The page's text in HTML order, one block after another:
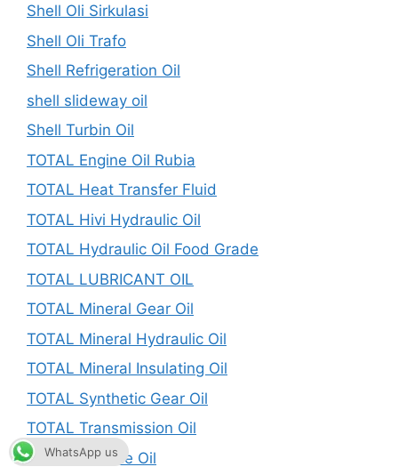
Shell Oli Sirkulasi
Shell Oli Trafo
Shell Refrigeration Oil
shell slideway oil
Shell Turbin Oil
TOTAL Engine Oil Rubia
TOTAL Heat Transfer Fluid
TOTAL Hivi Hydraulic Oil
TOTAL Hydraulic Oil Food Grade
TOTAL LUBRICANT OIL
TOTAL Mineral Gear Oil
TOTAL Mineral Hydraulic Oil
TOTAL Mineral Insulating Oil
TOTAL Synthetic Gear Oil
TOTAL Transmission Oil
TOTAL Turbine Oil
WhatsApp us